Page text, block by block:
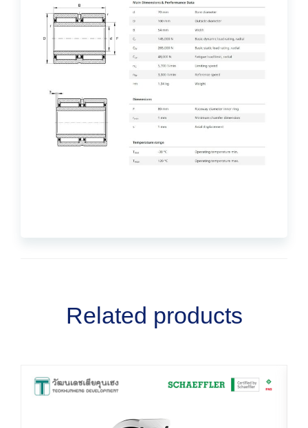
Related products